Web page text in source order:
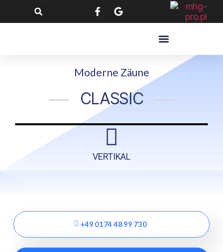
Moderne Zäune
CLASSIC
VERTIKAL
+49 0174 48 99 730